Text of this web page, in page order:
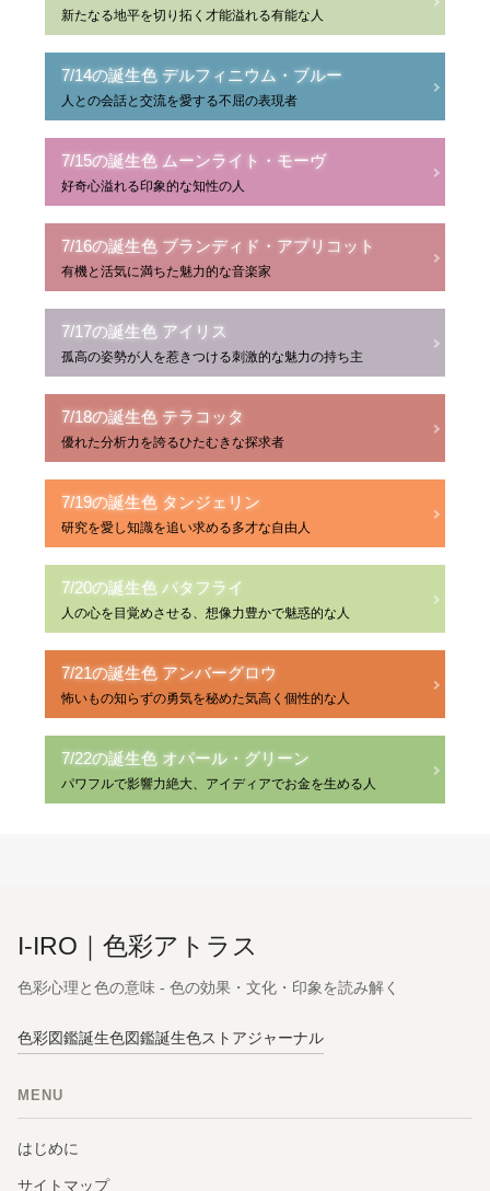
新たなる地平を切り拓く才能溢れる有能な人
7/14の誕生色 デルフィニウム・ブルー
人との会話と交流を愛する不屈の表現者
7/15の誕生色 ムーンライト・モーヴ
好奇心溢れる印象的な知性の人
7/16の誕生色 ブランディド・アプリコット
有機と活気に満ちた魅力的な音楽家
7/17の誕生色 アイリス
孤高の姿勢が人を惹きつける刺激的な魅力の持ち主
7/18の誕生色 テラコッタ
優れた分析力を誇るひたむきな探求者
7/19の誕生色 タンジェリン
研究を愛し知識を追い求める多才な自由人
7/20の誕生色 バタフライ
人の心を目覚めさせる、想像力豊かで魅惑的な人
7/21の誕生色 アンバーグロウ
怖いもの知らずの勇気を秘めた気高く個性的な人
7/22の誕生色 オパール・グリーン
パワフルで影響力絶大、アイディアでお金を生める人
I-IRO｜色彩アトラス
色彩心理と色の意味 - 色の効果・文化・印象を読み解く
色彩図鑑誕生色図鑑誕生色ストアジャーナル
MENU
はじめに
サイトマップ